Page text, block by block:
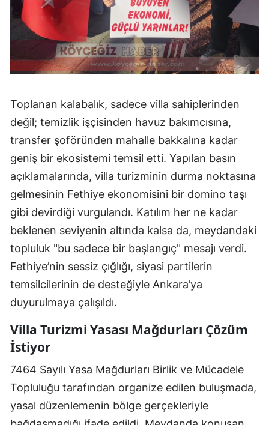
Toplanan kalabalık, sadece villa sahiplerinden
değil; temizlik işçisinden havuz bakımcısına,
transfer şoföründen mahalle bakkalına kadar
geniş bir ekosistemi temsil etti. Yapılan basın
açıklamalarında, villa turizminin durma noktasına
gelmesinin Fethiye ekonomisini bir domino taşı
gibi devirdiği vurgulandı. Katılım her ne kadar
beklenen seviyenin altında kalsa da, meydandaki
topluluk "bu sadece bir başlangıç" mesajı verdi.
Fethiye’nin sessiz çığlığı, siyasi partilerin
temsilcilerinin de desteğiyle Ankara’ya
duyurulmaya çalışıldı.
Villa Turizmi Yasası Mağdurları Çözüm
İstiyor
7464 Sayılı Yasa Mağdurları Birlik ve Mücadele
Topluluğu tarafından organize edilen buluşmada,
yasal düzenlemenin bölge gerçekleriyle